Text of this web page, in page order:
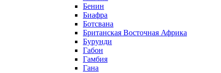
Бенин
Биафра
Ботсвана
Британская Восточная Африка
Бурунди
Габон
Гамбия
Гана